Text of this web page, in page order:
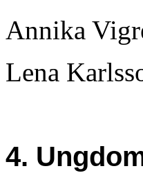
Annika
Lena
4.